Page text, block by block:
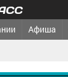
Афиша